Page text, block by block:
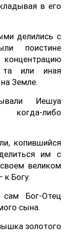
в его
делились с
поистине
та или иная
Земле.
Иешуа
либо
копившийся
им с
великом
Богу.
Бог-Отец
сына.
золотого